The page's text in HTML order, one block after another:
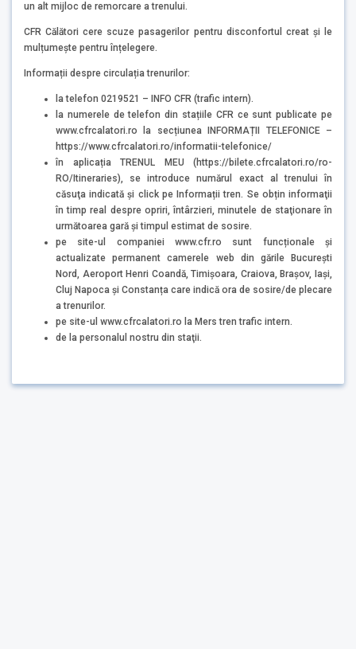
un alt mijloc de remorcare a trenului.
CFR Călători cere scuze pasagerilor pentru disconfortul creat și le
mulțumește pentru înțelegere.
Informații despre circulația trenurilor:
la telefon 0219521 – INFO CFR (trafic intern).
la numerele de telefon din stațiile CFR ce sunt publicate pe
www.cfrcalatori.ro la secțiunea INFORMAȚII TELEFONICE –
https://www.cfrcalatori.ro/informatii-telefonice/
în aplicația TRENUL MEU (https://bilete.cfrcalatori.ro/ro-
RO/Itineraries), se introduce numărul exact al trenului în
căsuţa indicată şi click pe Informații tren. Se obțin informaţii
în timp real despre opriri, întârzieri, minutele de staţionare în
următoarea gară şi timpul estimat de sosire.
pe site-ul companiei www.cfr.ro sunt funcționale și
actualizate permanent camerele web din gările București
Nord, Aeroport Henri Coandă, Timișoara, Craiova, Brașov, Iași,
Cluj Napoca și Constanța care indică ora de sosire/de plecare
a trenurilor.
pe site-ul www.cfrcalatori.ro la Mers tren trafic intern.
de la personalul nostru din staţii.